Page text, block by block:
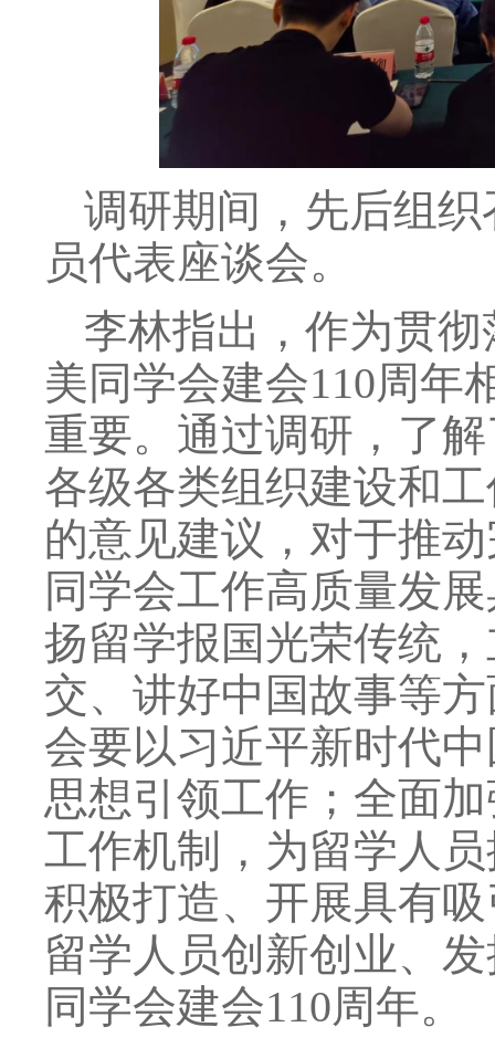
调研期间，先后组
员代表座谈会。
李林指出，作为贯
美同学会建会110周年
重要。通过调研，了
各级各类组织建设和
的意见建议，对于推
同学会工作高质量发
扬留学报国光荣传统
交、讲好中国故事等
会要以习近平新时代
思想引领工作；全面
工作机制，为留学人
积极打造、开展具有
留学人员创新创业、
同学会建会110周年。